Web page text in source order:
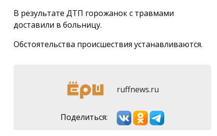
В результате ДТП горожанок с травмами
доставили в больницу.
Обстоятельства происшествия устанавливаются.
ruffnews.ru
Поделиться: